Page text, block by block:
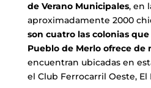
de Verano Municipales, en
aproximadamente 2000
son cuatro las colonias
Pueblo de Merlo ofrece de
encuentran ubicadas en
el Club Ferrocarril Oeste, El